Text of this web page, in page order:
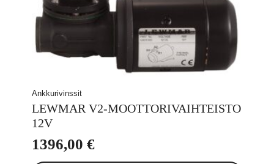
Ankkurivinssit
LEWMAR V2-MOOTTORIVAIHTEISTO
12V
1396,00 €